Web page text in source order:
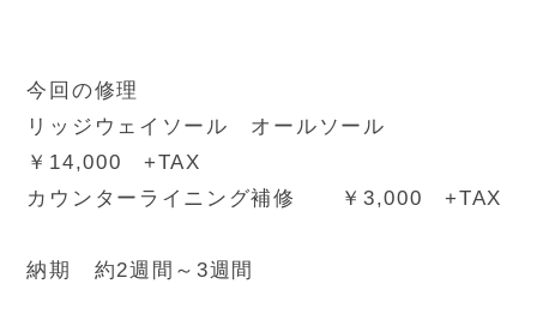
今回の修理
リッジウェイソール オールソール
￥14,000 +TAX
カウンターライニング補修 ￥3,000 +TAX
納期 約2週間～3週間